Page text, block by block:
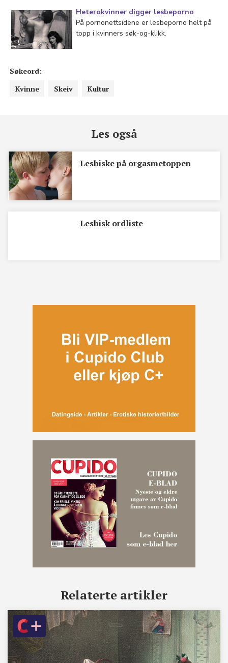
Heterokvinner digger lesbeporno
På pornonettsidene er lesbeporno helt på
topp i kvinners søk-og-klikk.
Søkeord:
Kvinne
Skeiv Kultur
Les også
Lesbiske på orgasmetoppen
Lesbisk ordliste
Relaterte artikler